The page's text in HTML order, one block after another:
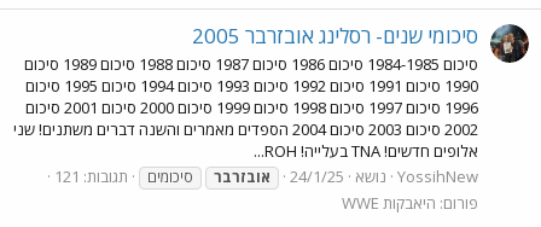
סיכומי שנים- רסלינג אובזרבר 2005
סיכום 1984-1985 סיכום 1986 סיכום 1987 סיכום 1988 סיכום 1989 סיכום
1990 סיכום 1991 סיכום 1992 סיכום 1993 סיכום 1994 סיכום 1995 סיכום
1996 סיכום 1997 סיכום 1998 סיכום 1999 סיכום 2000 סיכום 2001 סיכום
2002 סיכום 2003 סיכום 2004 הספדים מאמרים והשנה דברים משתנים! שני
אלופים חדשים! TNA בעלייה! ROH...
YossihNew נושא 24/1/25 אובזרבר סיכומים
תגובות: 121
פורום: היאבקות WWE